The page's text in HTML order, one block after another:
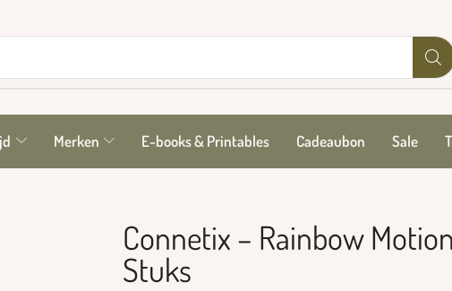
Merken E-books & Printables Cadeaubon Sale
Connetix – Rainbow
Stuks